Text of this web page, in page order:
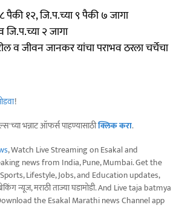
पैकी १२, जि.प.च्या ९ पैकी ७ जागा
२ जागा
व जीवन जानकर यांचा पराभव ठरला चर्चेचा
!
भन्नाट ऑफर्स पाहण्यासाठीक्लिक करा.
, Watch Live Streaming on Esakal and
news from India, Pune, Mumbai. Get the
Lifestyle, Jobs, and Education updates,
ब्रेकिंग न्यूज, मराठी ताज्या घडामोडी. And Live taja batmya
the Esakal Marathi news Channel app